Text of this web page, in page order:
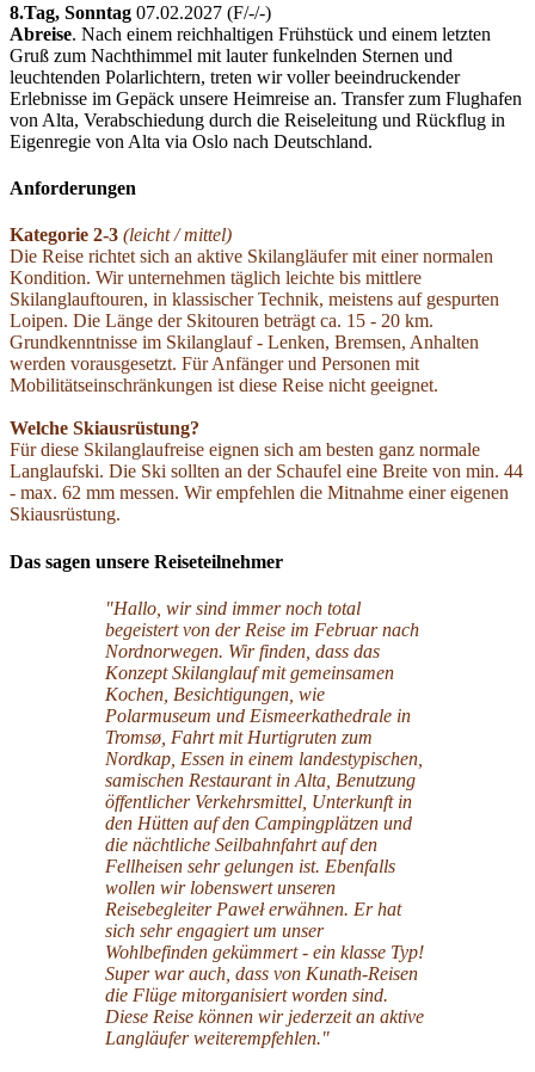
8.Tag, Sonntag 07.02.2027 (F/­-/­-)
Abreise. Nach einem reichhaltigen Frühstück und einem letzten
Gruß zum Nachthimmel mit lauter funkelnden Sternen und
leuchtenden Polarlichtern, treten wir voller beeindruckender
Erlebnisse im Gepäck unsere Heimreise an. Transfer zum Flughafen
von Alta, Verabschiedung durch die Reiseleitung und Rückflug in
Eigenregie von Alta via Oslo nach Deutschland.
Anforderungen
Kategorie 2-3 (leicht /­ mittel)
Die Reise richtet sich an aktive Skilangläufer mit einer normalen
Kondition. Wir unternehmen täglich leichte bis mittlere
Skilanglauftouren, in klassischer Technik, meistens auf gespurten
Loipen. Die Länge der Skitouren beträgt ca. 15 - 20 km.
Grundkenntnisse im Skilanglauf - Lenken, Bremsen, Anhalten
werden vorausgesetzt. Für Anfänger und Personen mit
Mobilitätseinschränkungen ist diese Reise nicht geeignet.
Welche Skiausrüstung?
Für diese Skilanglaufreise eignen sich am besten ganz normale
Langlaufski. Die Ski sollten an der Schaufel eine Breite von min. 44
- max. 62 mm messen. Wir empfehlen die Mitnahme einer eigenen
Skiausrüstung.
Das sagen unsere Reiseteilnehmer
"Hallo, wir sind immer noch total
begeistert von der Reise im Februar nach
Nordnorwegen. Wir finden, dass das
Konzept Skilanglauf mit gemeinsamen
Kochen, Besichtigungen, wie
Polarmuseum und Eismeerkathedrale in
Tromsø, Fahrt mit Hurtigruten zum
Nordkap, Essen in einem landestypischen,
samischen Restaurant in Alta, Benutzung
öffentlicher Verkehrsmittel, Unterkunft in
den Hütten auf den Campingplätzen und
die nächtliche Seilbahnfahrt auf den
Fellheisen sehr gelungen ist. Ebenfalls
wollen wir lobenswert unseren
Reisebegleiter Paweł erwähnen. Er hat
sich sehr engagiert um unser
Wohlbefinden gekümmert - ein klasse Typ!
Super war auch, dass von Kunath-Reisen
die Flüge mitorganisiert worden sind.
Diese Reise können wir jederzeit an aktive
Langläufer weiterempfehlen."